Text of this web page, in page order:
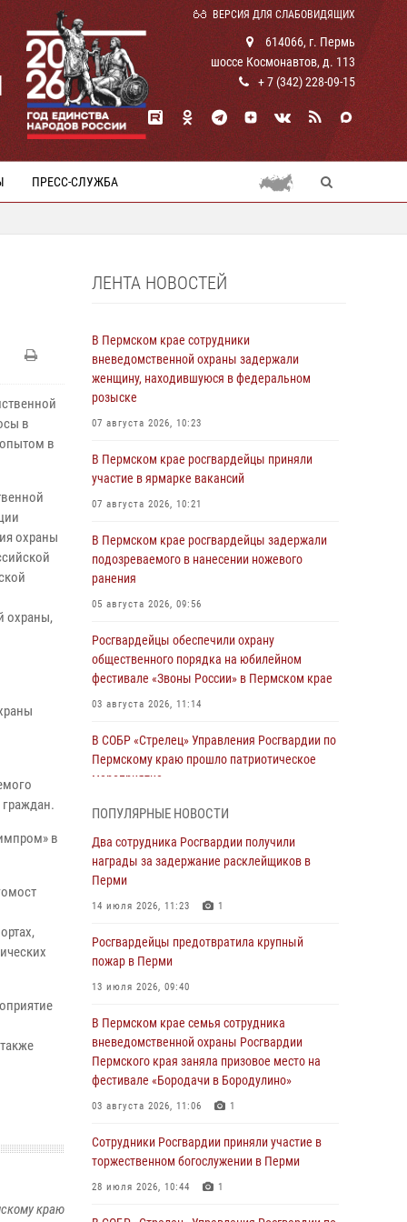
ВЕРСИЯ ДЛЯ СЛАБОВИДЯЩИХ
614066, г. Пермь
шоссе Космонавтов, д. 113
+ 7 (342) 228-09-15
ПРЕСС-СЛУЖБА
в
в
охраны
охраны,
в
краю
ЛЕНТА НОВОСТЕЙ
В Пермском крае сотрудники
вневедомственной охраны задержали
женщину, находившуюся в федеральном
розыске
07 августа 2026, 10:23
В Пермском крае росгвардейцы приняли
участие в ярмарке вакансий
07 августа 2026, 10:21
В Пермском крае росгвардейцы задержали
подозреваемого в нанесении ножевого
ранения
05 августа 2026, 09:56
Росгвардейцы обеспечили охрану
общественного порядка на юбилейном
фестивале «Звоны России» в Пермском крае
03 августа 2026, 11:14
В СОБР «Стрелец» Управления Росгвардии по
Пермскому краю прошло патриотическое
мероприятие
В Пермском крае семья сотрудника
вневедомственной охраны Росгвардии
Пермского края заняла призовое место на
фестивале «Бородачи в Бородулино»
В Пермском крае росгвардейцы провели
Росгвардеец спас тонущую женщину в
Пермском крае
30 июля 2026, 05:19
торжественном богослужении в Перми
28 июля 2026, 10:44 1
ПОПУЛЯРНЫЕ НОВОСТИ
Два сотрудника Росгвардии получили
награды за задержание расклейщиков в
Перми
14 июля 2026, 11:23 1
Росгвардейцы предотвратила крупный
пожар в Перми
13 июля 2026, 09:40
В Пермском крае семья сотрудника
вневедомственной охраны Росгвардии
Пермского края заняла призовое место на
фестивале «Бородачи в Бородулино»
03 августа 2026, 11:06 1
Сотрудники Росгвардии приняли участие в
торжественном богослужении в Перми
28 июля 2026, 10:44 1